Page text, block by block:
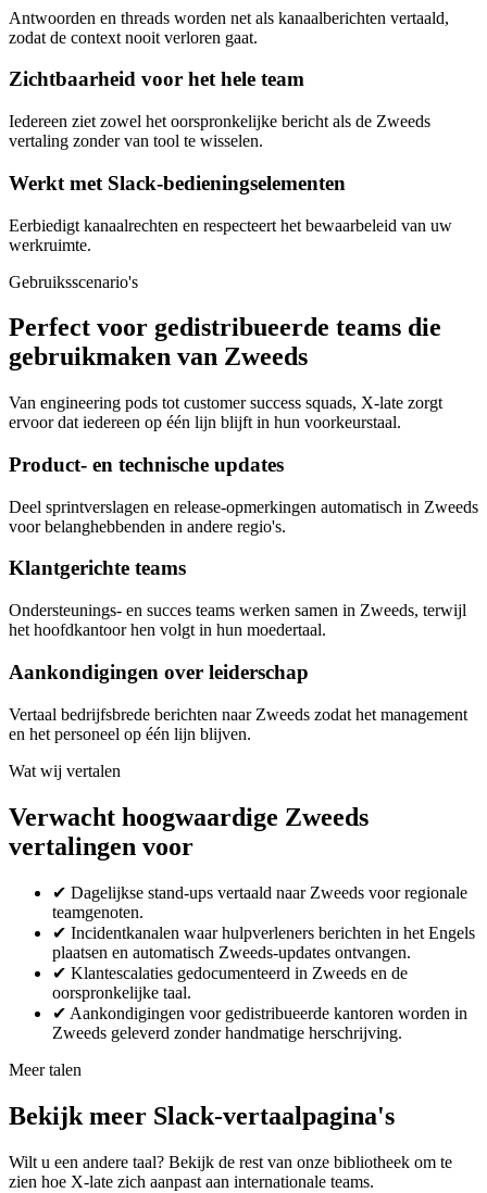
Antwoorden en threads worden net als kanaalberichten vertaald,
zodat de context nooit verloren gaat.
Zichtbaarheid voor het hele team
Iedereen ziet zowel het oorspronkelijke bericht als de Zweeds
vertaling zonder van tool te wisselen.
Werkt met Slack-bedieningselementen
Eerbiedigt kanaalrechten en respecteert het bewaarbeleid van uw
werkruimte.
Gebruiksscenario's
Perfect voor gedistribueerde teams die
gebruikmaken van Zweeds
Van engineering pods tot customer success squads, X-late zorgt
ervoor dat iedereen op één lijn blijft in hun voorkeurstaal.
Product- en technische updates
Deel sprintverslagen en release-opmerkingen automatisch in Zweeds
voor belanghebbenden in andere regio's.
Klantgerichte teams
Ondersteunings- en succes teams werken samen in Zweeds, terwijl
het hoofdkantoor hen volgt in hun moedertaal.
Aankondigingen over leiderschap
Vertaal bedrijfsbrede berichten naar Zweeds zodat het management
en het personeel op één lijn blijven.
Wat wij vertalen
Verwacht hoogwaardige Zweeds
vertalingen voor
✔ Dagelijkse stand-ups vertaald naar Zweeds voor regionale
teamgenoten.
✔ Incidentkanalen waar hulpverleners berichten in het Engels
plaatsen en automatisch Zweeds-updates ontvangen.
✔ Klantescalaties gedocumenteerd in Zweeds en de
oorspronkelijke taal.
✔ Aankondigingen voor gedistribueerde kantoren worden in
Zweeds geleverd zonder handmatige herschrijving.
Meer talen
Bekijk meer Slack-vertaalpagina's
Wilt u een andere taal? Bekijk de rest van onze bibliotheek om te
zien hoe X-late zich aanpast aan internationale teams.